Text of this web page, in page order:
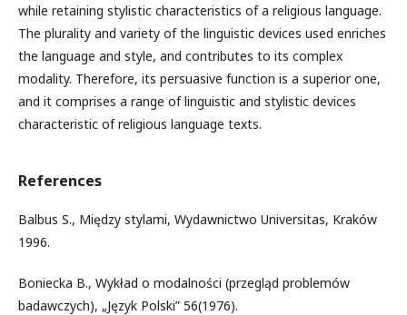
while retaining stylistic characteristics of a religious language.
The plurality and variety of the linguistic devices used enriches
the language and style, and contributes to its complex
modality. Therefore, its persuasive function is a superior one,
and it comprises a range of linguistic and stylistic devices
characteristic of religious language texts.
References
Balbus S., Między stylami, Wydawnictwo Universitas, Kraków
1996.
Boniecka B., Wykład o modalności (przegląd problemów
badawczych), „Język Polski” 56(1976).